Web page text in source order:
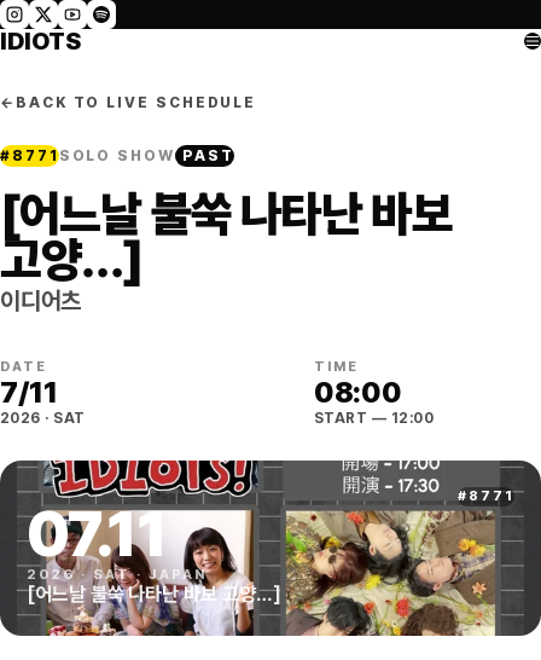
IDIOTS
← BACK TO LIVE SCHEDULE
# 8771SOLO SHOW PAST
[어느날 불쑥 나타난 바보
고양…]
이디어츠
DATE
7/11
2026 · SAT
TIME
08:00
START — 12:00
# 8771
07.11
2026·SAT· JAPAN
[어느날 불쑥 나타난 바보 고양…]